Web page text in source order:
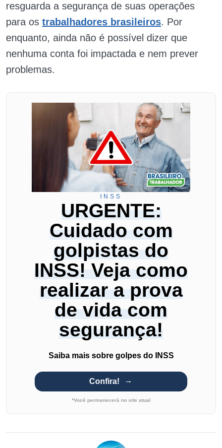
resguarda a segurança de suas operações
para os trabalhadores brasileiros. Por
enquanto, ainda não é possível dizer que
nenhuma conta foi impactada e nem prever
problemas.
INSS
URGENTE:
Cuidado com
golpistas do
INSS! Veja como
realizar a prova
de vida com
segurança!
Saiba mais sobre golpes do INSS
Confira!
*Você permanecerá no site atual